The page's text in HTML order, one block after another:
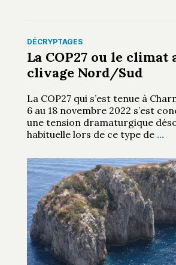
DÉCRYPTAGES
La COP27 ou le climat
clivage Nord/Sud
La COP27 qui s’est tenue à
6 au 18 novembre 2022 s’est
une tension dramaturgique
habituelle lors de ce type de …